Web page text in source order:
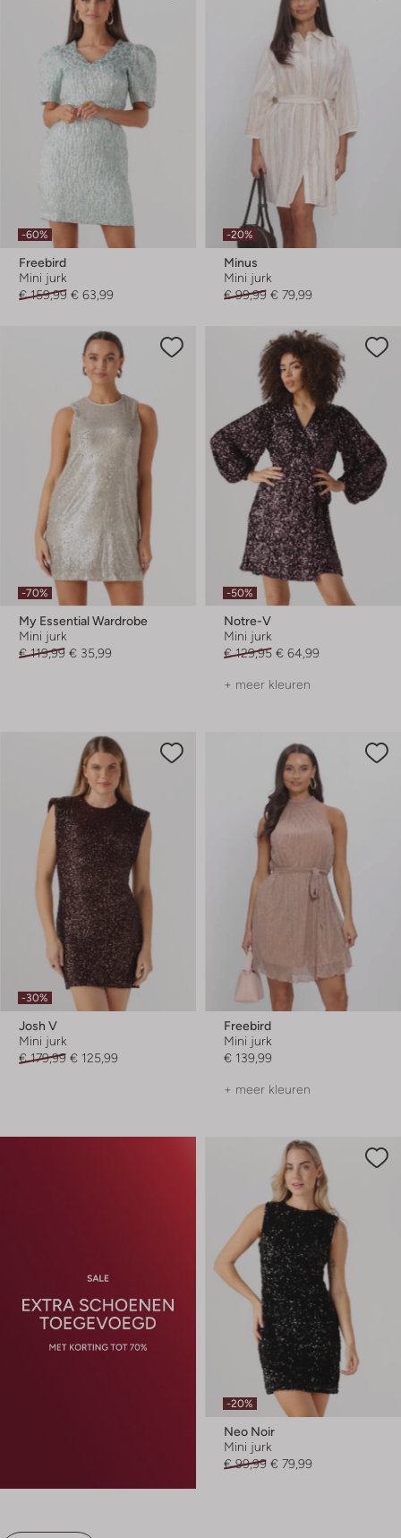
-60%
Freebird
Mini jurk
€ 159,99 € 63,99
-20%
Minus
Mini jurk
€ 99,99 € 79,99
-70%
My Essential Wardrobe
Mini jurk
€ 119,99 € 35,99
-50%
Notre-V
Mini jurk
€ 129,95 € 64,99
+ meer kleuren
-30%
Josh V
Mini jurk
€ 179,99 € 125,99
Freebird
Mini jurk
€ 139,99
+ meer kleuren
-20%
Neo Noir
Mini jurk
€ 99,99 € 79,99